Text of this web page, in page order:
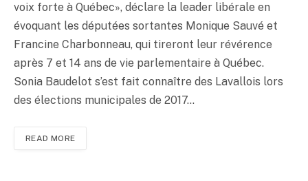
voix forte à Québec», déclare la leader libérale en
évoquant les députées sortantes Monique Sauvé et
Francine Charbonneau, qui tireront leur révérence
après 7 et 14 ans de vie parlementaire à Québec.
Sonia Baudelot s’est fait connaître des Lavallois lors
des élections municipales de 2017…
READ MORE